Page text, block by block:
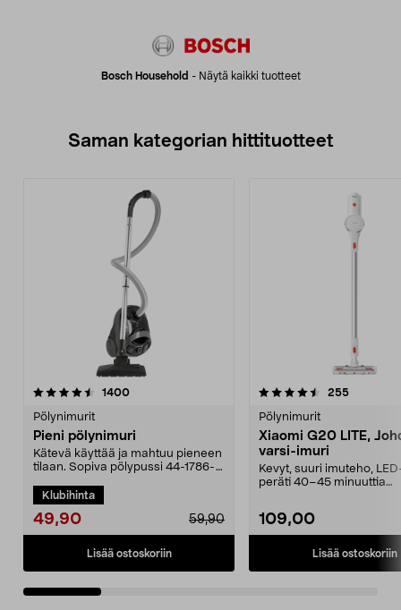
Bosch Household - Näytä kaikki tuotteet
Saman kategorian hittituotteet
1400arvostelut
Pölynimurit
Pieni pölynimuri
Kätevä käyttää ja mahtuu pieneen
tilaan. Sopiva pölypussi 44-1786-
Klubihinta
49,90 59,90
Lisää ostoskoriin
4.5 viidestä
255arvostelut
Pölynimurit
Xiaomi G20 LITE,
varsi-imuri
Kevyt, suuri imuteho,
peräti 40–45 minuuttia
109,00
Lisää ostoskoriin
4.5 viidestä